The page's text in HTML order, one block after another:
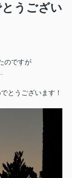
うござい
のですが
とうございます！